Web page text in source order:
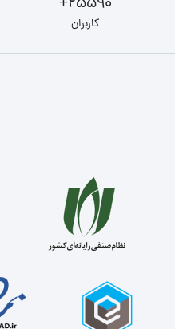
کاربران